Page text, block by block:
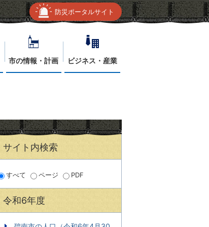
防災ポータルサイト
市の情報・計画 ビジネス・産業
サイト内検索
すべて ページ PDF
令和6年度